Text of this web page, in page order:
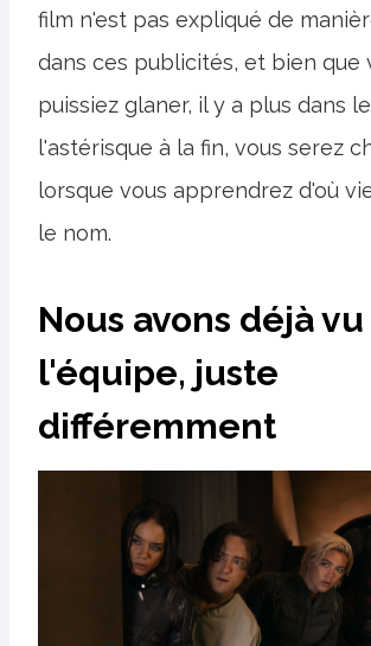
film n'est pas expliqué de
dans ces publicités, et bien que
puissiez glaner, il y a plus dans
l'astérisque à la fin, vous serez
lorsque vous apprendrez d'où
le nom.
Nous avons déjà vu
l'équipe, juste
différemment